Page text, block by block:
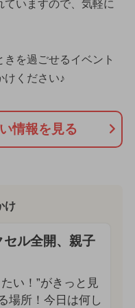
ていますので、気軽に
を過ごせるイベント
けください♪
情報を見る
け
ル全開、親子
い！”がきっと見
場所！今日は何し